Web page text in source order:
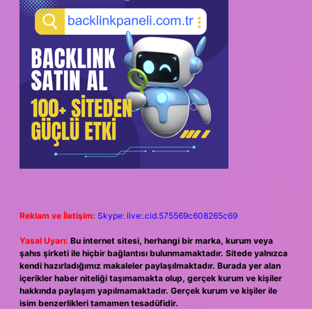
Reklam ve İletişim: Skype: live:.cid.575569c608265c69
Yasal Uyarı: Bu internet sitesi, herhangi bir marka, kurum veya
şahıs şirketi ile hiçbir bağlantısı bulunmamaktadır. Sitede yalnızca
kendi hazırladığımız makaleler paylaşılmaktadır. Burada yer alan
içerikler haber niteliği taşımamakta olup, gerçek kurum ve kişiler
hakkında paylaşım yapılmamaktadır. Gerçek kurum ve kişiler ile
isim benzerlikleri tamamen tesadüfidir.